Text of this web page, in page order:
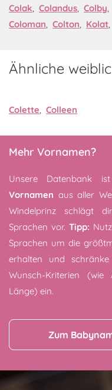
Colak, Colandus, Colby,
Coloman, Colton, Kolat,
Ähnliche
Colette, Colleen
Mehr Vornamen?
Unsere Datenbank
Vornamen aus aller
Windelprinz schlägt
Sprachen vor. Tipp:
Sprachen um die
erhalten und
Wunsch-Kriterien (wie
Länge) ein.
Zum